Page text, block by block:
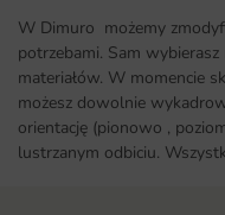
W Dimuro możemy
potrzebami. Sam
materiałów. W momencie
możesz dowolnie
orientację (pionowo ,
lustrzanym odbiciu.